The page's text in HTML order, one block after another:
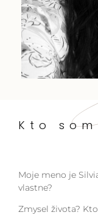
Kto som
Moje meno je
vlastne?
Zmysel života?